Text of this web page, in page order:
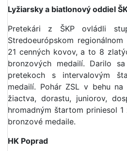
Lyžiarsky a biatlonový oddiel
Pretekári z ŠKP ovládli
Stredoeurópskom
21 cenných kovov, a to 8
bronzových medailí. Darilo
pretekoch s intervalovým
medailí. Pohár ZSL v behu
žiactva, dorastu, juniorov,
hromadným štartom priniesol
bronzové medaile.
HK Poprad